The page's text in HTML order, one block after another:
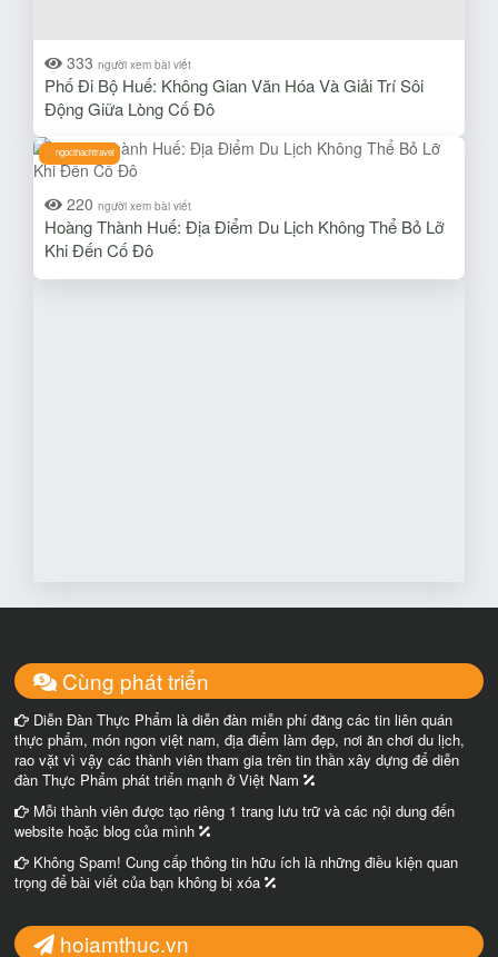
333 người xem bài viết
Phố Đi Bộ Huế: Không Gian Văn Hóa Và Giải Trí Sôi
Động Giữa Lòng Cố Đô
ngocthachtravel
220 người xem bài viết
Hoàng Thành Huế: Địa Điểm Du Lịch Không Thể Bỏ Lỡ
Khi Đến Cố Đô
Cùng phát triển
Diễn Đàn Thực Phẩm là diễn đàn miễn phí đăng các tin liên quán
thực phẩm, món ngon việt nam, địa điểm làm đẹp, nơi ăn chơi du lịch,
rao vặt vì vậy các thành viên tham gia trên tin thần xây dựng để diễn
đàn Thực Phẩm phát triển mạnh ở Việt Nam
Mỗi thành viên được tạo riêng 1 trang lưu trữ và các nội dung đến
website hoặc blog của mình
Không Spam! Cung cấp thông tin hữu ích là những điều kiện quan
trọng để bài viết của bạn không bị xóa
hoiamthuc.vn